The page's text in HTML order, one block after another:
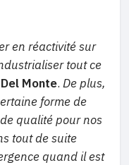
en réactivité sur
tout ce
Monte. De plus,
forme de
qualité pour nos
tout de suite
quand il est